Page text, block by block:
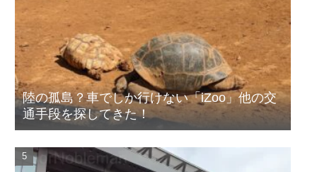
陸の孤島？車でしか行けない「iZoo」他の交
通手段を探してきた！